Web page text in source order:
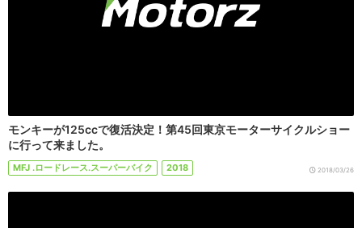
モンキーが125ccで復活決定！第45回東京モーターサイクルショー
に行って来ました。
MFJ .ロードレース.スーパーバイク 2018 2018/03/26